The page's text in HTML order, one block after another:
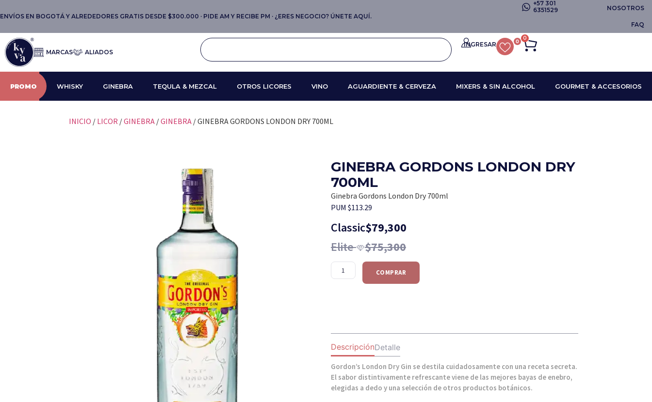
ENVÍOS EN BOGOTÁ Y ALREDEDORES GRATIS DESDE $300.000 · PIDE AM Y RECIBE PM · ¿ERES NEGOCIO? ÚNETE AQUÍ.
+57 301
6351529
NOSOTROS
FAQ
MARCAS ALIADOS
INGRESAR 0 0
PROMO WHISKY GINEBRA TEQULA & MEZCAL OTROS LICORES VINO AGUARDIENTE & CERVEZA MIXERS & SIN ALCOHOL GOURMET & ACCESORIOS
INICIO / LICOR /GINEBRA /GINEBRA / GINEBRA GORDONS LONDON DRY 700ML
GINEBRA GORDONS LONDON DRY
700ML
Ginebra Gordons London Dry 700ml
PUM $113.29
Classic$79,300
Elite $75,300
COMPRAR
DescripciónDetalle
Gordon’s London Dry Gin se destila cuidadosamente con una receta secreta.
El sabor distintivamente refrescante viene de las mejores bayas de enebro,
elegidas a dedo y una selección de otros productos botánicos.